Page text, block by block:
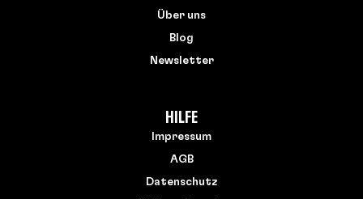
Über uns
Blog
Newsletter
HILFE
Impressum
AGB
Datenschutz